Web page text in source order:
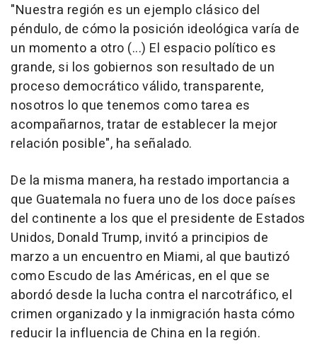
"Nuestra región es un ejemplo clásico del
péndulo, de cómo la posición ideológica varía de
un momento a otro (...) El espacio político es
grande, si los gobiernos son resultado de un
proceso democrático válido, transparente,
nosotros lo que tenemos como tarea es
acompañarnos, tratar de establecer la mejor
relación posible", ha señalado.
De la misma manera, ha restado importancia a
que Guatemala no fuera uno de los doce países
del continente a los que el presidente de Estados
Unidos, Donald Trump, invitó a principios de
marzo a un encuentro en Miami, al que bautizó
como Escudo de las Américas, en el que se
abordó desde la lucha contra el narcotráfico, el
crimen organizado y la inmigración hasta cómo
reducir la influencia de China en la región.